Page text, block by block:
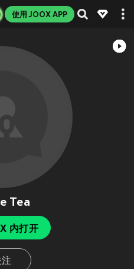
使用 JOOX APP
Tea
内打开
注